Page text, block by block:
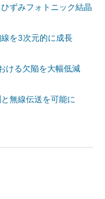
ずみフォトニック結晶
を3次元的に成長
ける欠陥を大幅低減
無線伝送を可能に